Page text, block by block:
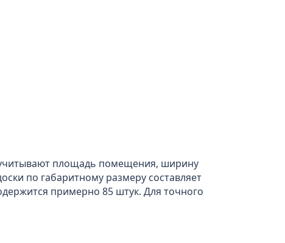
площадь помещения, ширину
по габаритному размеру составляет
примерно 85 штук. Для точного